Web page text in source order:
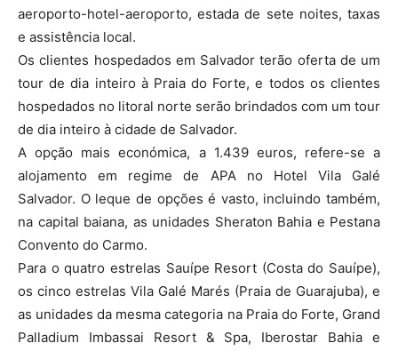
aeroporto-hotel-aeroporto, estada de sete noites, taxas
e assistência local.
Os clientes hospedados em Salvador terão oferta de um
tour de dia inteiro à Praia do Forte, e todos os clientes
hospedados no litoral norte serão brindados com um tour
de dia inteiro à cidade de Salvador.
A opção mais económica, a 1.439 euros, refere-se a
alojamento em regime de APA no Hotel Vila Galé
Salvador. O leque de opções é vasto, incluindo também,
na capital baiana, as unidades Sheraton Bahia e Pestana
Convento do Carmo.
Para o quatro estrelas Sauípe Resort (Costa do Sauípe),
os cinco estrelas Vila Galé Marés (Praia de Guarajuba), e
as unidades da mesma categoria na Praia do Forte, Grand
Palladium Imbassai Resort & Spa, Iberostar Bahia e